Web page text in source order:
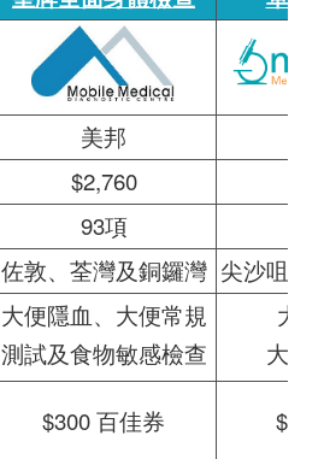
美邦
$2,760
93項
佐敦、荃灣及銅鑼灣 尖沙咀、
大便隱血、大便常規
測試及食物敏感檢查
大
大便
$300 百佳券